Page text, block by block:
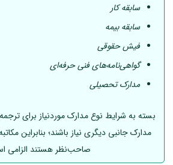
سابقه کار
سابقه بیمه
فیش حقوقی
گواهی‌نامه‌های فنی حرفه‌ای
مدارک تحصیلی
بسته به شرایط نوع مدارک موردنیاز برای
مدارک جانبی دیگری نیاز باشند؛ بنابراین
صاحب‌نظر هستند الزامی